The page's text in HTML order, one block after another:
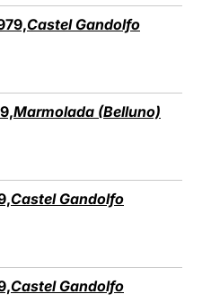
Castel Gandolfo
Marmolada (Belluno)
Castel Gandolfo
Castel Gandolfo